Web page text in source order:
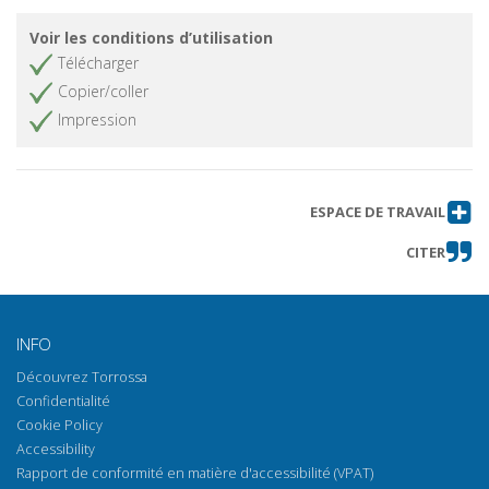
Voir les conditions d’utilisation
Télécharger
Copier/coller
Impression
ESPACE DE TRAVAIL
CITER
INFO
Découvrez Torrossa
Confidentialité
Cookie Policy
Accessibility
Rapport de conformité en matière d'accessibilité (VPAT)